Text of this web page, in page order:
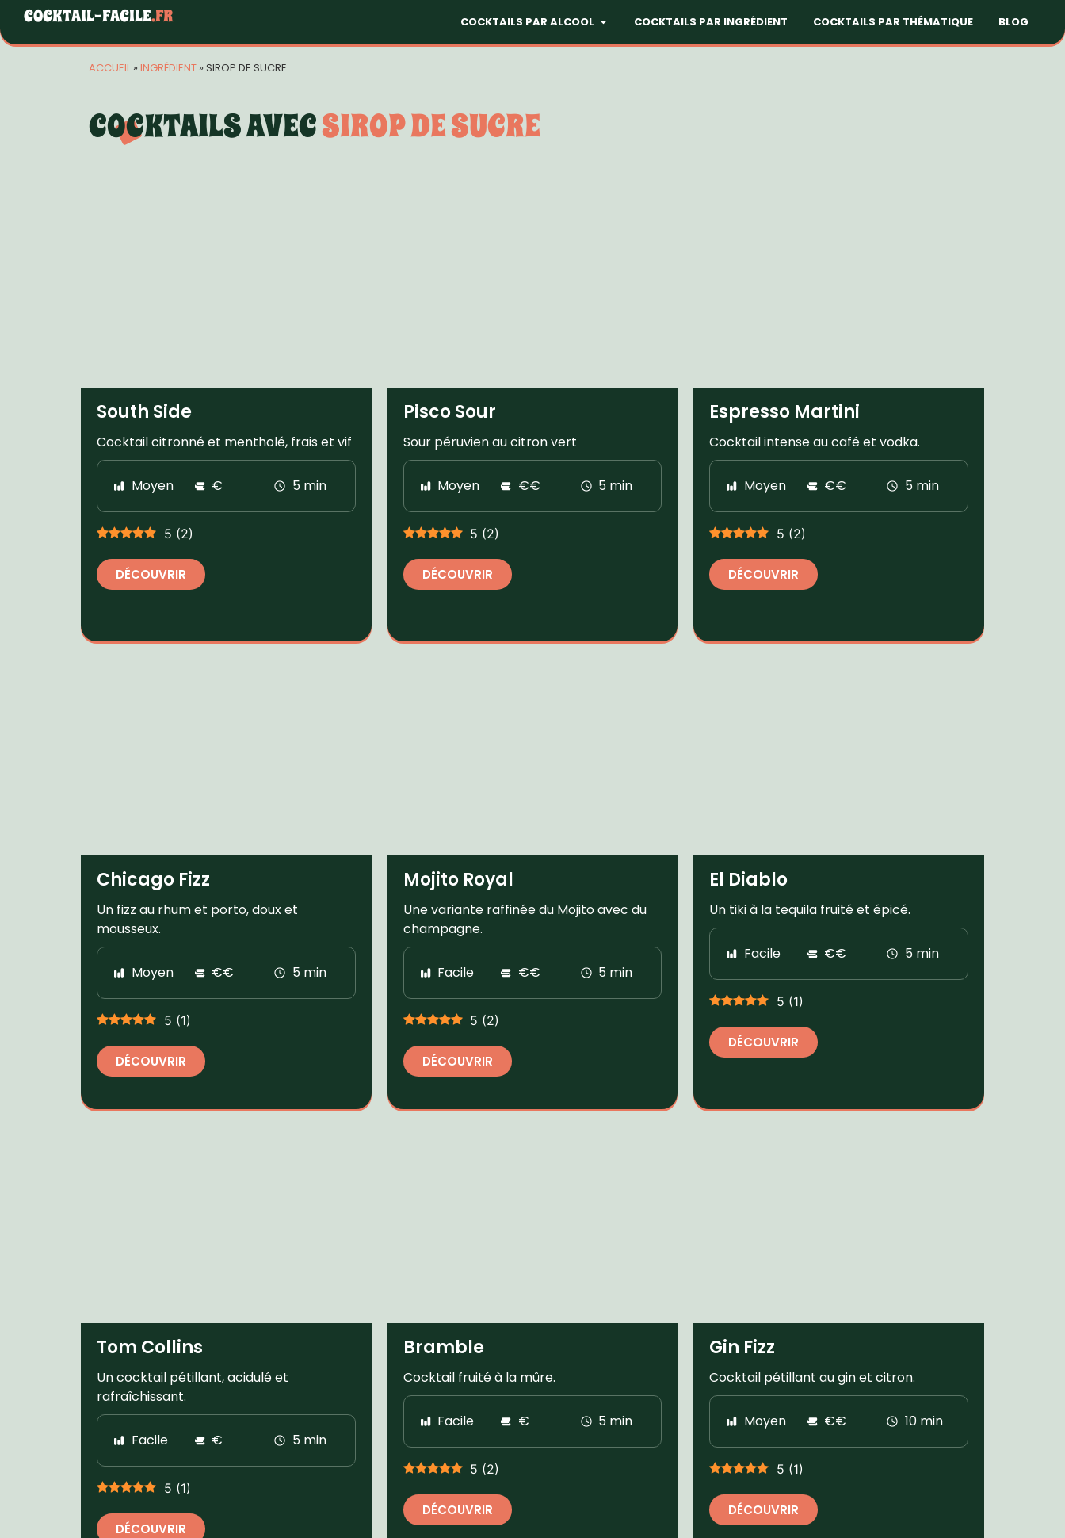
COCKTAIL-FACILE.FR COCKTAILS PAR ALCOOL COCKTAILS PAR INGRÉDIENT COCKTAILS PAR THÉMATIQUE BLOG
ACCUEIL » INGRÉDIENT » SIROP DE SUCRE
COCKTAILS AVECSIROP DE SUCRE
South Side
Cocktail citronné et mentholé, frais et vif
Moyen € 5 min
5 (2)
DÉCOUVRIR
Pisco Sour
Sour péruvien au citron vert
Moyen €€ 5 min
5 (2)
DÉCOUVRIR
Espresso Martini
Cocktail intense au café et vodka.
Moyen €€ 5 min
5 (2)
DÉCOUVRIR
Chicago Fizz
Un fizz au rhum et porto, doux et
mousseux.
Moyen €€ 5 min
5 (1)
DÉCOUVRIR
Mojito Royal
Une variante raffinée du Mojito avec du
champagne.
Facile €€ 5 min
5 (2)
DÉCOUVRIR
El Diablo
Un tiki à la tequila fruité et épicé.
Facile €€ 5 min
5 (1)
DÉCOUVRIR
Tom Collins
Un cocktail pétillant, acidulé et
rafraîchissant.
Facile € 5 min
5 (1)
DÉCOUVRIR
Bramble
Cocktail fruité à la mûre.
Facile € 5 min
5 (2)
DÉCOUVRIR
Gin Fizz
Cocktail pétillant au gin et citron.
Moyen €€ 10 min
5 (1)
DÉCOUVRIR